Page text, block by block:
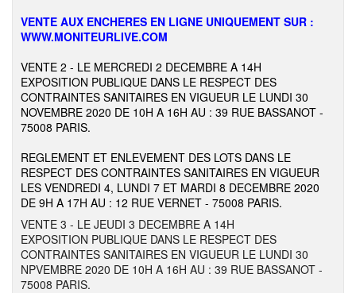
VENTE AUX ENCHERES EN LIGNE UNIQUEMENT SUR :
WWW.MONITEURLIVE.COM
VENTE 2 - LE MERCREDI 2 DECEMBRE A 14H
EXPOSITION PUBLIQUE DANS LE RESPECT DES
CONTRAINTES SANITAIRES EN VIGUEUR LE LUNDI 30
NOVEMBRE 2020 DE 10H A 16H AU : 39 RUE BASSANOT -
75008 PARIS.
REGLEMENT ET ENLEVEMENT DES LOTS DANS LE
RESPECT DES CONTRAINTES SANITAIRES EN VIGUEUR
LES VENDREDI 4, LUNDI 7 ET MARDI 8 DECEMBRE 2020
DE 9H A 17H AU : 12 RUE VERNET - 75008 PARIS.
VENTE 3 - LE JEUDI 3 DECEMBRE A 14H
EXPOSITION PUBLIQUE DANS LE RESPECT DES
CONTRAINTES SANITAIRES EN VIGUEUR LE LUNDI 30
NPVEMBRE 2020 DE 10H A 16H AU : 39 RUE BASSANOT -
75008 PARIS.